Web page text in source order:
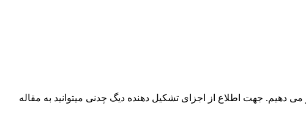
می دهیم. جهت اطلاع از اجزای تشکیل دهنده دیگ چدنی میتوانید به مقاله